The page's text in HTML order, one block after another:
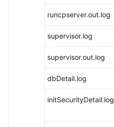
runcpserver.out.log
supervisor.log
supervisor.out.log
dbDetail.log
initSecurityDetail.log